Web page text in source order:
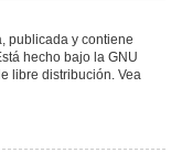
publicada y contiene
hecho bajo la GNU
libre distribución. Vea